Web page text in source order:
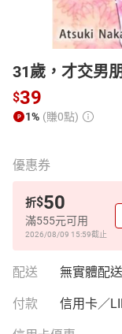
31歲，才交男
$39
1% (賺0點)
優惠券
折$50
滿555元可用
2026/08/09 15:59截止
配送 無實體配送
付款 信用卡／